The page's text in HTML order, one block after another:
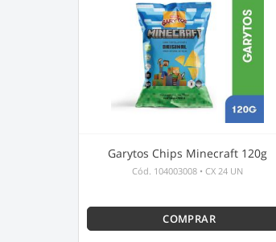
Garytos Chips Minecraft 120g
Cód. 104003008 •CX 24 UN
COMPRAR